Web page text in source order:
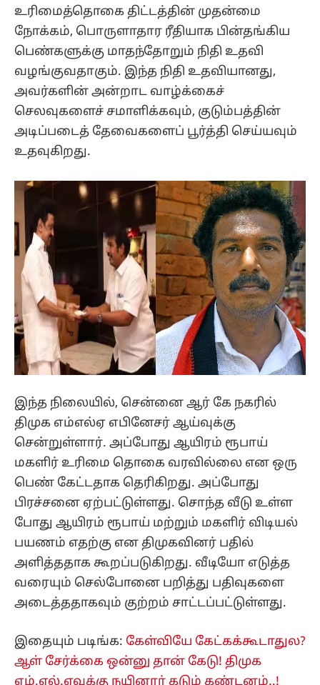
உரிமைத்தொகை திட்டத்தின் முதன்மை
நோக்கம், பொருளாதார ரீதியாக பின்தங்கிய
பெண்களுக்கு மாதந்தோறும் நிதி உதவி
வழங்குவதாகும். இந்த நிதி உதவியானது,
அவர்களின் அன்றாட வாழ்க்கைச்
செலவுகளைச் சமாளிக்கவும், குடும்பத்தின்
அடிப்படைத் தேவைகளைப் பூர்த்தி செய்யவும்
உதவுகிறது.
இந்த நிலையில், சென்னை ஆர் கே நகரில்
திமுக எம்எல்ஏ எபினேசர் ஆய்வுக்கு
சென்றுள்ளார். அப்போது ஆயிரம் ரூபாய்
மகளிர் உரிமை தொகை வரவில்லை என ஒரு
பெண் கேட்டதாக தெரிகிறது. அப்போது
பிரச்சனை ஏற்பட்டுள்ளது. சொந்த வீடு உள்ள
போது ஆயிரம் ரூபாய் மற்றும் மகளிர் விடியல்
பயணம் எதற்கு என திமுகவினர் பதில்
அளித்ததாக கூறப்படுகிறது. வீடியோ எடுத்த
வரையும் செல்போனை பறித்து பதிவுகளை
அடைத்ததாகவும் குற்றம் சாட்டப்பட்டுள்ளது.
இதையும் படிங்க: கேள்வியே கேட்கக்கூடாதுல?
ஆள் சேர்க்கை ஒன்னு தான் கேடு! திமுக